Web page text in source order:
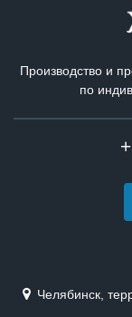
Производство и
по
Челябинск,